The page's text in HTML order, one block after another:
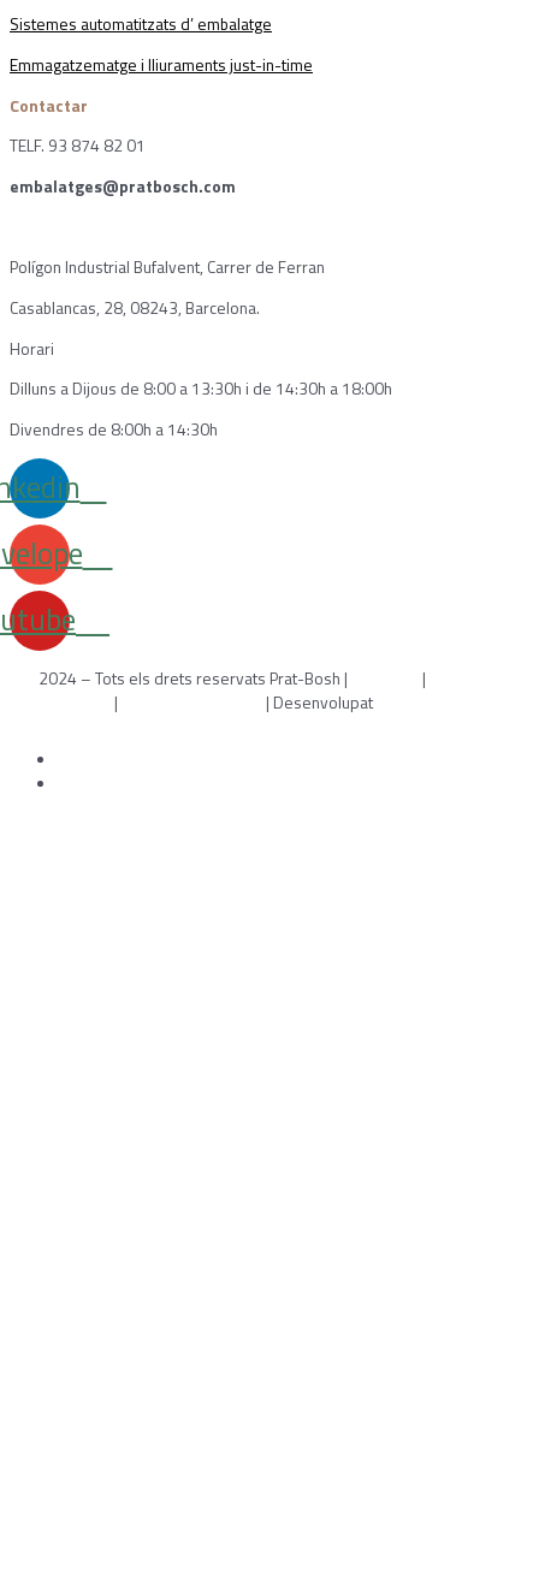
Sistemes automatitzats d’ embalatge
Emmagatzematge i lliuraments just-in-time
Contactar
TELF. 93 874 82 01
embalatges@pratbosch.com
Polígon Industrial Bufalvent, Carrer de Ferran
Casablancas, 28, 08243, Barcelona.
Horari
Dilluns a Dijous de 8:00 a 13:30h i de 14:30h a 18:00h
Divendres de 8:00h a 14:30h
2024 – Tots els drets reservats Prat-Bosh | |
| | Desenvolupat